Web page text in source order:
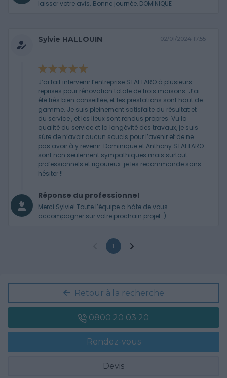
laisser votre avis. Bonne journée, DOMINIQUE
Sylvie HALLOUIN 02/01/2024 17:55
J’ai fait intervenir l’entreprise STALTARO à plusieurs
reprises pour rénovation totale de trois maisons. J’ai
été très bien conseillée, et les prestations sont haut de
gamme. Je suis pleinement satisfaite du résultat et
du service , et les lieux sont rendus propres. Vu la
qualité du service et la longévité des travaux, je suis
sûre de n’avoir aucun soucis pour l’avenir et de ne
pas avoir à y revenir. Dominique et Anthony STALTARO
sont non seulement sympathiques mais surtout
professionnels et rigoureux: je les recommande sans
hésiter !!
Réponse du professionnel
Merci Sylvie! Toute l’équipe a hâte de vous
accompagner sur votre prochain projet :)
1
Retour à la recherche
0800 20 03 20
Rendez-vous
Devis